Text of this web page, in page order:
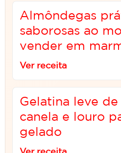
Almôndegas
saborosas ao
vender em
Ver receita
Gelatina leve
canela e louro
gelado
Ver receita